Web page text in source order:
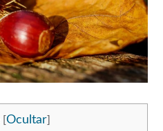
Ocultar